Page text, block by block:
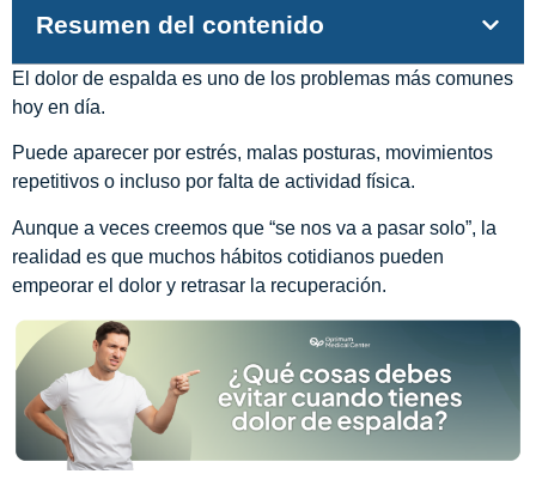
Resumen del contenido
El dolor de espalda es uno de los problemas más comunes
hoy en día.
Puede aparecer por estrés, malas posturas, movimientos
repetitivos o incluso por falta de actividad física.
Aunque a veces creemos que “se nos va a pasar solo”, la
realidad es que muchos hábitos cotidianos pueden
empeorar el dolor y retrasar la recuperación.